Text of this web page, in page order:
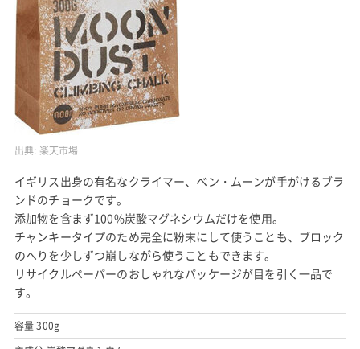
出典: 楽天市場
イギリス出身の有名なクライマー、ベン・ムーンが手がけるブラ
ンドのチョークです。
添加物を含まず100%炭酸マグネシウムだけを使用。
チャンキータイプのため完全に粉末にして使うことも、ブロック
のへりを少しずつ崩しながら使うこともできます。
リサイクルペーパーのおしゃれなパッケージが目を引く一品で
す。
容量 300g